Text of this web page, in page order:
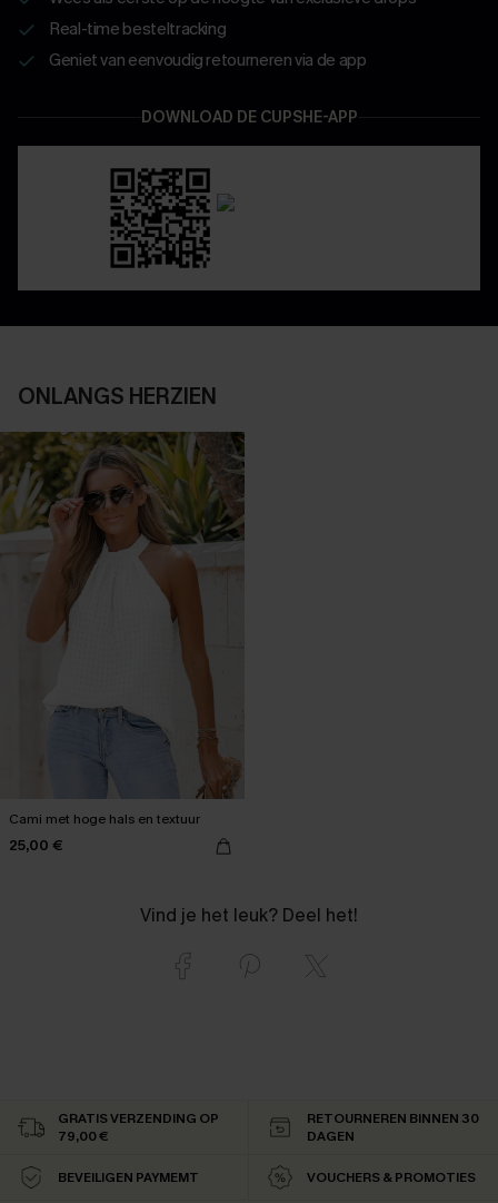
Real-time besteltracking
Geniet van eenvoudig retourneren via de app
DOWNLOAD DE CUPSHE-APP
ONLANGS HERZIEN
Cami met hoge hals en textuur
25,00 €
Vind je het leuk? Deel het!
GRATIS VERZENDING OP
79,00 €
RETOURNEREN BINNEN 30
DAGEN
BEVEILIGEN PAYMEMT VOUCHERS & PROMOTIES